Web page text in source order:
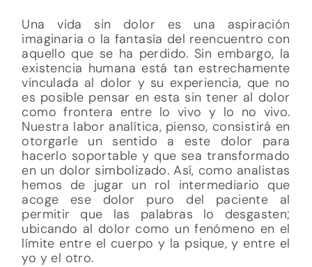
Una vida sin dolor es una aspiración
imaginaria o la fantasía del reencuentro con
aquello que se ha perdido. Sin embargo, la
existencia humana está tan estrechamente
vinculada al dolor y su experiencia, que no
es posible pensar en esta sin tener al dolor
como frontera entre lo vivo y lo no vivo.
Nuestra labor analítica, pienso, consistirá en
otorgarle un sentido a este dolor para
hacerlo soportable y que sea transformado
en un dolor simbolizado. Así, como analistas
hemos de jugar un rol intermediario que
acoge ese dolor puro del paciente al
permitir que las palabras lo desgasten;
ubicando al dolor como un fenómeno en el
límite entre el cuerpo y la psique, y entre el
yo y el otro.